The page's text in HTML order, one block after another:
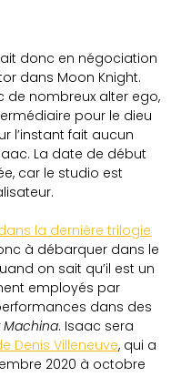
donc en négociation
dans Moon Knight.
de nombreux alter ego,
pour le dieu
l’instant fait aucun
La date de début
car le studio est
la dernière trilogie
à débarquer dans le
on sait qu’il est un
employés par
dans des
Machina. Isaac sera
Denis Villeneuve, qui a
2020 à octobre